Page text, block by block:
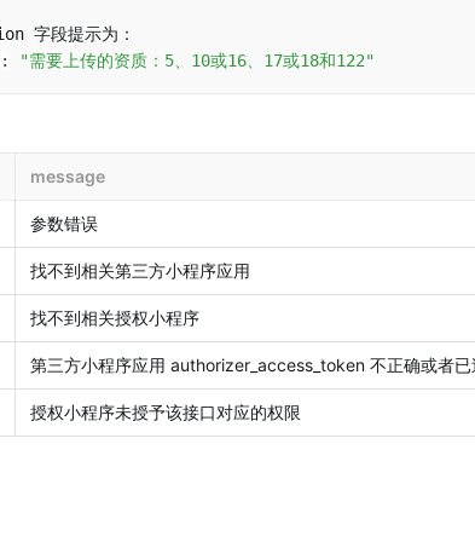
: "需要上传的资质：5、10或16、17或18和122"
message
参数错误
找不到相关第三方小程序应用
找不到相关授权小程序
第三方小程序应用 authorizer_access_token 不正确或者已
授权小程序未授予该接口对应的权限